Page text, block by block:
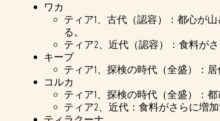
ワカ
ティア1、古代（認容）：都心が
る。
ティア2、近代（認容）：食料がさ
キープ
ティア1、探検の時代（全盛）：
コルカ
ティア1、探検の時代（全盛）：
ティア2、近代：食料がさらに増加